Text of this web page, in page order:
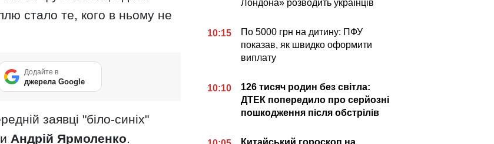
стало те, кого в ньому не
Додайте в
джерела Google
заявці "біло-синіх"
Андрій Ярмоленко.
Лондона» розводить українців
10:15
По 5000 грн на дитину: ПФУ
показав, як швидко оформити
виплату
10:10
126 тисяч родин без світла:
ДТЕК попередило про серйозні
пошкодження після обстрілів
Китайський гороскоп на